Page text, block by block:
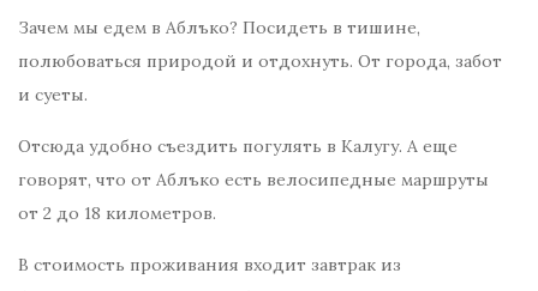
Зачем мы едем в Аблъко? Посидеть в тишине,
полюбоваться природой и отдохнуть. От города, забот
и суеты.
Отсюда удобно съездить погулять в Калугу. А еще
говорят, что от Аблъко есть велосипедные маршруты
от 2 до 18 километров.
В стоимость проживания входит завтрак из